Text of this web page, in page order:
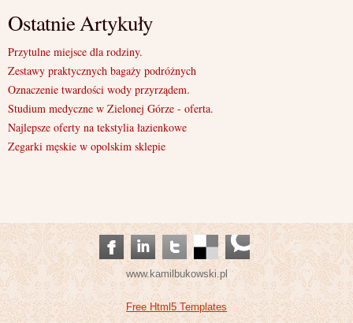
Ostatnie Artykuły
Przytulne miejsce dla rodziny.
Zestawy praktycznych bagaży podróżnych
Oznaczenie twardości wody przyrządem.
Studium medyczne w Zielonej Górze - oferta.
Najlepsze oferty na tekstylia łazienkowe
Zegarki męskie w opolskim sklepie
www.kamilbukowski.pl
Free Html5 Templates